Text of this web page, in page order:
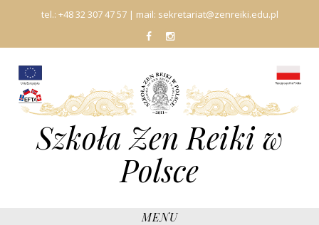
tel.: +48 32 307 47 57| mail: sekretariat@zenreiki.edu.pl
fb In
Szkoła Zen Reiki w
Polsce
MENU